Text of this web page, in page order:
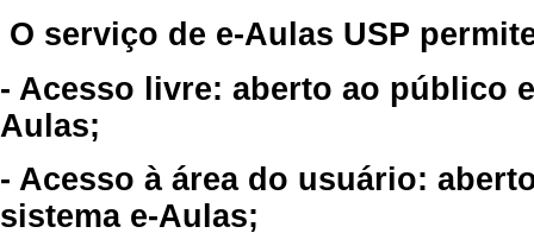
O serviço de e-Aulas USP
- Acesso livre: aberto ao público
Aulas;
- Acesso à área do usuário:
sistema e-Aulas;